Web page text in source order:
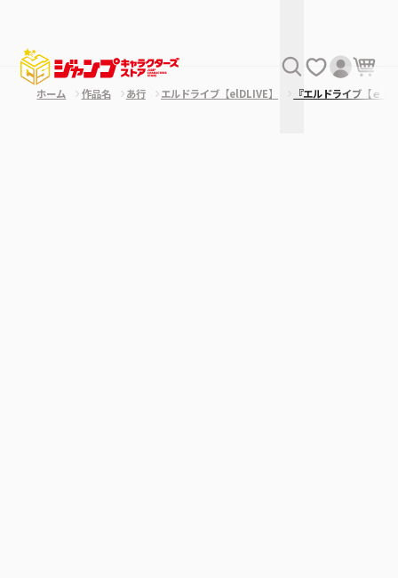
ホーム 作品名 あ行 エルドライブ【elDLIVE】 『エルドライブ【ｅ